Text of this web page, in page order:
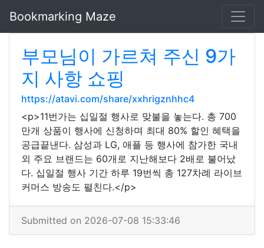
Bookmarking Maze
부모님이 가르쳐 주신 9가
지 사항 쇼핑
https://atavi.com/share/xxhrigznhhc4
<p>11번가는 십일절 행사로 맞불을 놓는다. 총 700
만개 상품이 행사에 신청하며 최대 80% 할인 혜택을
공급끝낸다. 삼성과 LG, 애플 등 행사에 참가한 국내
외 주요 브랜드는 60개로 지난해보다 2배로 불어났
다. 십일절 행사 기간 하루 19번씩 총 127차례 라이브
커머스 방송도 펼친다.</p>
Submitted on 2026-07-08 15:33:46